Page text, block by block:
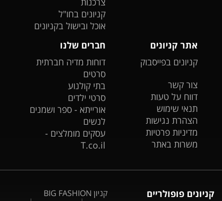
קניונים בחו"ל
אוכל ובישול בקניונים
אתר קניונים
קניונים בפייסבוק
צור קשר
דווח על טעות
תנאי שימוש
הצהרת נגישות
מדיניות פרטיות
משרות באתר
חברים שלנו
דוחות מדיה חברתית
סרטים
בתי קולנוע
סרטי ילדים
אורייתא - ספר ושמנים
לנשים
עסקים מומלצים -
T.co.il
קניונים פופולריים
קניון BIG FASHION